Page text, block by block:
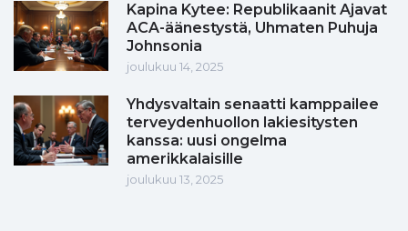
Kapina Kytee: Republikaanit Ajavat
ACA-äänestystä, Uhmaten Puhuja
Johnsonia
joulukuu 14, 2025
Yhdysvaltain senaatti kamppailee
terveydenhuollon lakiesitysten
kanssa: uusi ongelma
amerikkalaisille
joulukuu 13, 2025